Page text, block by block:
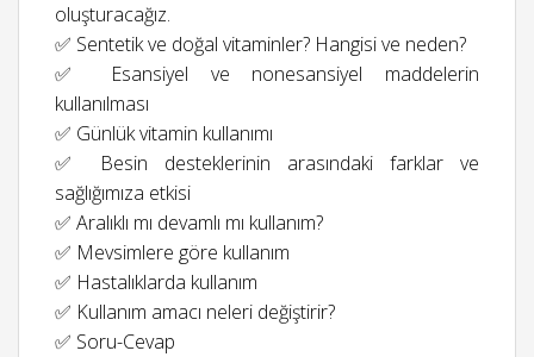
oluşturacağız.
✅ Sentetik ve doğal vitaminler? Hangisi ve neden?
✅ Esansiyel ve nonesansiyel maddelerin
kullanılması
✅ Günlük vitamin kullanımı
✅ Besin desteklerinin arasındaki farklar ve
sağlığımıza etkisi
✅ Aralıklı mı devamlı mı kullanım?
✅ Mevsimlere göre kullanım
✅ Hastalıklarda kullanım
✅ Kullanım amacı neleri değiştirir?
✅ Soru-Cevap